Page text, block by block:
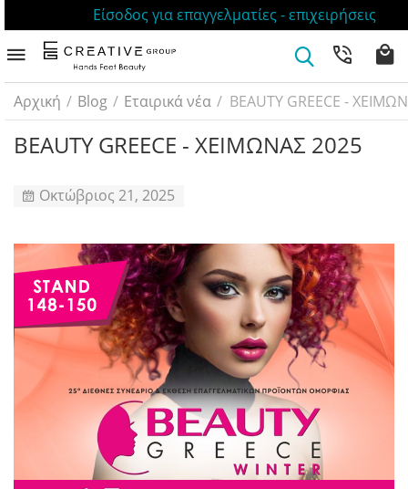
Είσοδος για επαγγελματίες - επιχειρήσεις
Αρχική / Blog / Εταιρικά νέα / BEAUTY GREECE -
BEAUTY GREECE - ΧΕΙΜΩΝΑΣ 2025
Οκτώβριος 21, 2025